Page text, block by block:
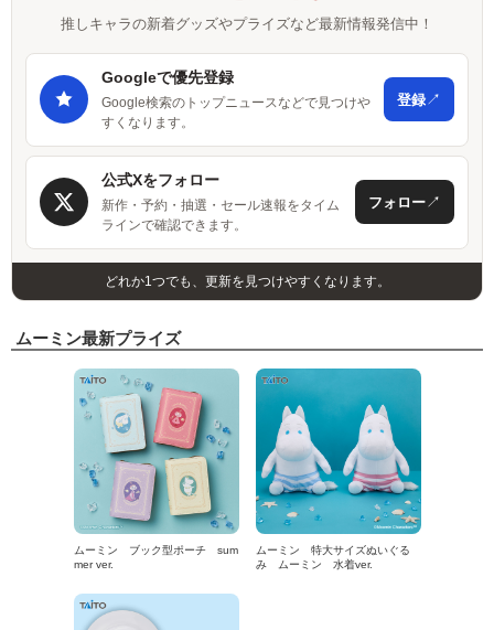
推しキャラの新着グッズやプライズなど最新情報発信中！
Googleで優先登録
Google検索のトップニュースなどで見つけや
すくなります。
登録↗
公式Xをフォロー
新作・予約・抽選・セール速報をタイム
ラインで確認できます。
フォロー↗
どれか1つでも、更新を見つけやすくなります。
ムーミン最新プライズ
ムーミン ブック型ポーチ sum
mer ver.
ムーミン 特大サイズぬいぐる
み ムーミン 水着ver.